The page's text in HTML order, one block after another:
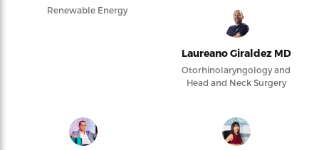
Renewable Energy
Laureano Giraldez MD
Otorhinolaryngology and
Head and Neck Surgery